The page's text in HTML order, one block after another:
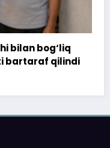
bog‘liq
qilindi